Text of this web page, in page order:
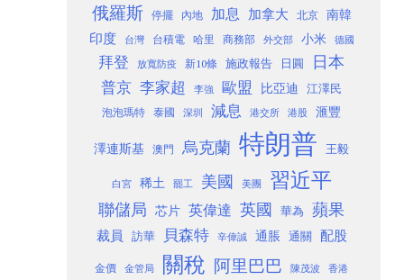
俄羅斯 停擺 內地 加息 加拿大 北京
南韓
印度
台灣 台積電 哈里 商務部 外交部 小米 德國
拜登 放寬防疫 新10條 施政報告 日圓 日本
普京 李家超 李強 歐盟 比亞迪 江澤民
泡泡瑪特 泰國 深圳 減息 港交所 港股 滙豐
澤連斯基 澳門 烏克蘭 特朗普 王毅
白宮 稀土 罷工 美國 美團 習近平
聯儲局 芯片 英偉達 英國 華為 蘋果
裁員 訪華 貝森特 辛偉誠 通脹 通關 配股
金價 金管局 關稅 阿里巴巴 陳茂波 香港